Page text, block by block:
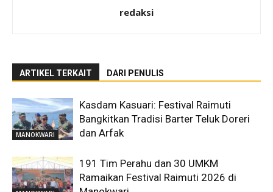
redaksi
ARTIKEL TERKAIT DARI PENULIS
MANOKWARI
Kasdam Kasuari: Festival Raimuti
Bangkitkan Tradisi Barter Teluk Doreri
dan Arfak
191 Tim Perahu dan 30 UMKM
Ramaikan Festival Raimuti 2026 di